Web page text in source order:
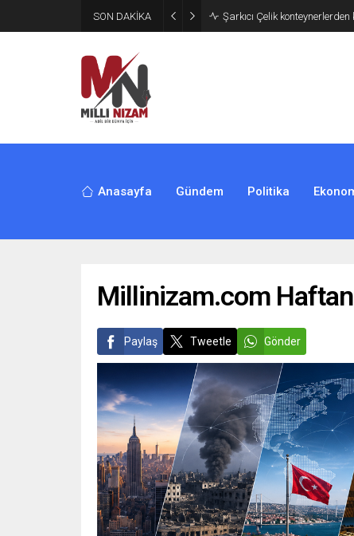
SON DAKİKA İran 2 ülkeyi birden vurdu
Anasayfa Gündem Politika
Millinizam.com
Paylaş Tweetle Gönder